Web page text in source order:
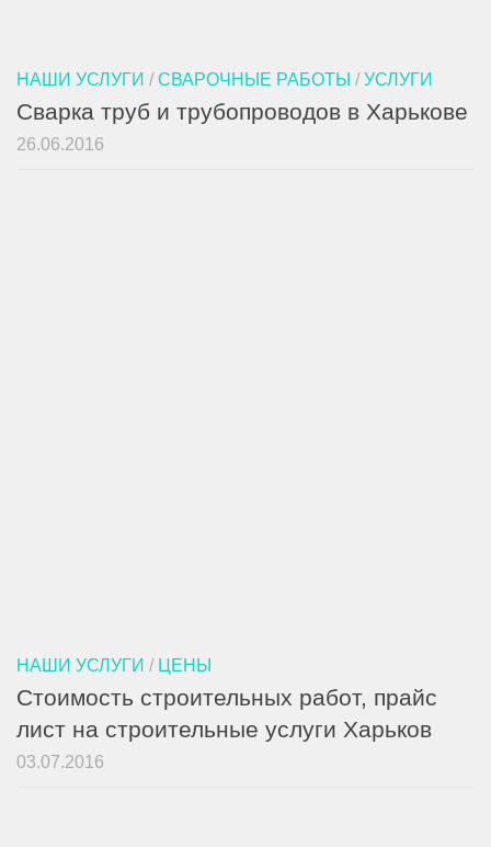
НАШИ УСЛУГИ / СВАРОЧНЫЕ РАБОТЫ / УСЛУГИ
Сварка труб и трубопроводов в Харькове
26.06.2016
НАШИ УСЛУГИ / ЦЕНЫ
Стоимость строительных работ, прайс
лист на строительные услуги Харьков
03.07.2016